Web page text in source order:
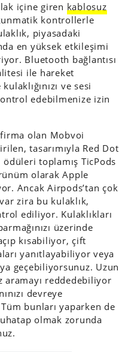
içine giren kablosuz
kontrollerle
piyasadaki
en yüksek etkileşimi
Bluetooth bağlantısı
ile hareket
ve sesi
edebilmenize izin
olan Mobvoi
tasarımıyla Red Dot
toplamış TicPods
olarak Apple
Ancak Airpods’tan çok
zira bu kulaklık,
ediliyor. Kulaklıkları
üzerinde
kısabiliyor, çift
yanıtlayabiliyor veya
geçebiliyorsunuz. Uzun
aramayı reddedebiliyor
devreye
bunları yaparken de
olmak zorunda